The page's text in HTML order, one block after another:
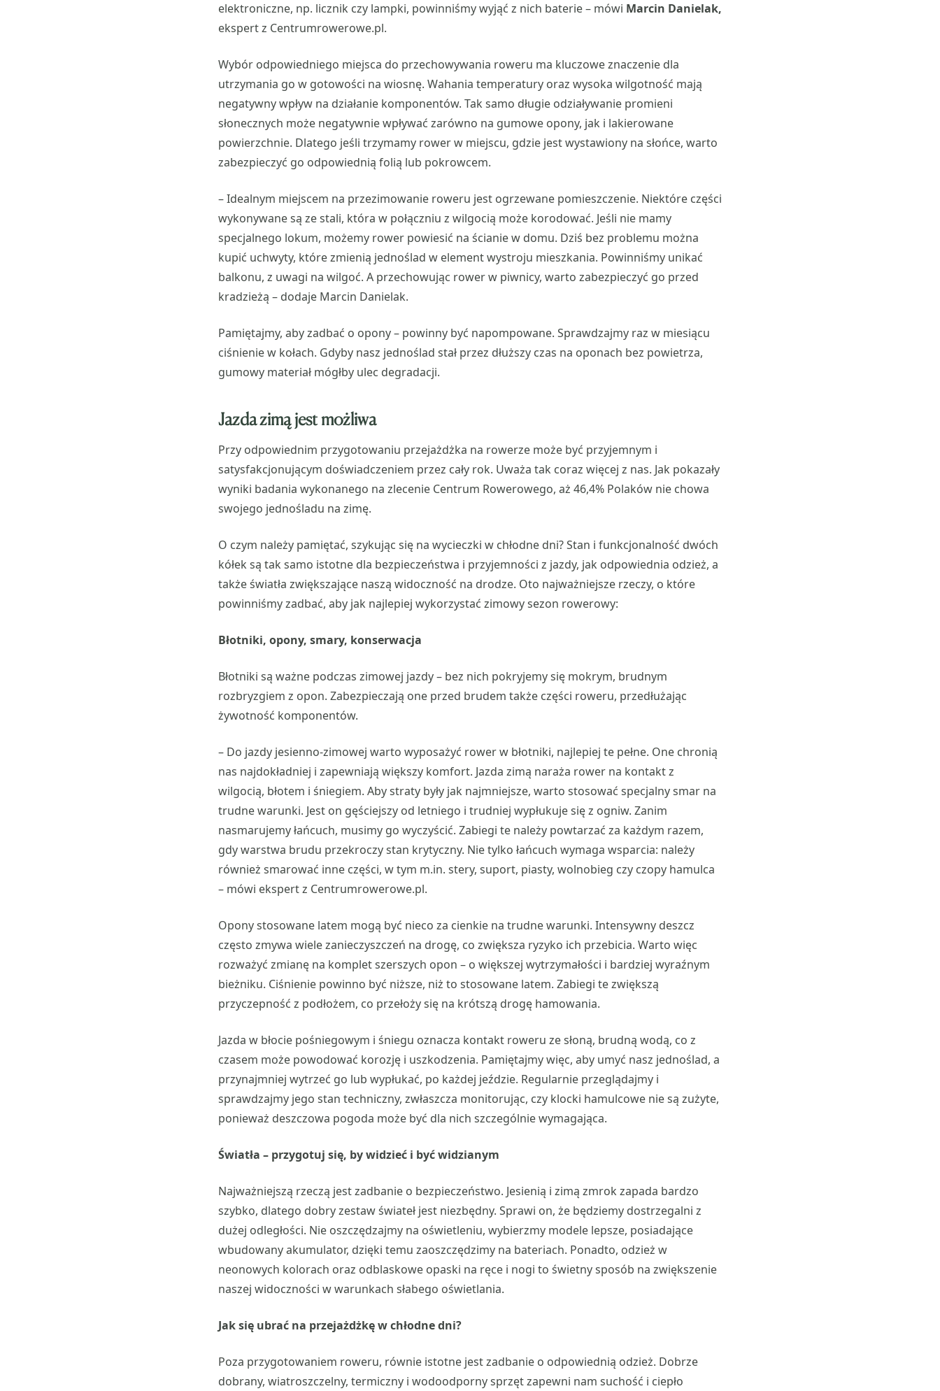
elektroniczne, np. licznik czy lampki, powinniśmy wyjąć z nich baterie – mówi Marcin Danielak,
ekspert z Centrumrowerowe.pl.
Wybór odpowiedniego miejsca do przechowywania roweru ma kluczowe znaczenie dla
utrzymania go w gotowości na wiosnę. Wahania temperatury oraz wysoka wilgotność mają
negatywny wpływ na działanie komponentów. Tak samo długie odziaływanie promieni
słonecznych może negatywnie wpływać zarówno na gumowe opony, jak i lakierowane
powierzchnie. Dlatego jeśli trzymamy rower w miejscu, gdzie jest wystawiony na słońce, warto
zabezpieczyć go odpowiednią folią lub pokrowcem.
– Idealnym miejscem na przezimowanie roweru jest ogrzewane pomieszczenie. Niektóre części
wykonywane są ze stali, która w połączniu z wilgocią może korodować. Jeśli nie mamy
specjalnego lokum, możemy rower powiesić na ścianie w domu. Dziś bez problemu można
kupić uchwyty, które zmienią jednoślad w element wystroju mieszkania. Powinniśmy unikać
balkonu, z uwagi na wilgoć. A przechowując rower w piwnicy, warto zabezpieczyć go przed
kradzieżą – dodaje Marcin Danielak.
Pamiętajmy, aby zadbać o opony – powinny być napompowane. Sprawdzajmy raz w miesiącu
ciśnienie w kołach. Gdyby nasz jednoślad stał przez dłuższy czas na oponach bez powietrza,
gumowy materiał mógłby ulec degradacji.
Jazda zimą jest możliwa
Przy odpowiednim przygotowaniu przejażdżka na rowerze może być przyjemnym i
satysfakcjonującym doświadczeniem przez cały rok. Uważa tak coraz więcej z nas. Jak pokazały
wyniki badania wykonanego na zlecenie Centrum Rowerowego, aż 46,4% Polaków nie chowa
swojego jednośladu na zimę.
O czym należy pamiętać, szykując się na wycieczki w chłodne dni? Stan i funkcjonalność dwóch
kółek są tak samo istotne dla bezpieczeństwa i przyjemności z jazdy, jak odpowiednia odzież, a
także światła zwiększające naszą widoczność na drodze. Oto najważniejsze rzeczy, o które
powinniśmy zadbać, aby jak najlepiej wykorzystać zimowy sezon rowerowy:
Błotniki, opony, smary, konserwacja
Błotniki są ważne podczas zimowej jazdy – bez nich pokryjemy się mokrym, brudnym
rozbryzgiem z opon. Zabezpieczają one przed brudem także części roweru, przedłużając
żywotność komponentów.
– Do jazdy jesienno-zimowej warto wyposażyć rower w błotniki, najlepiej te pełne. One chronią
nas najdokładniej i zapewniają większy komfort. Jazda zimą naraża rower na kontakt z
wilgocią, błotem i śniegiem. Aby straty były jak najmniejsze, warto stosować specjalny smar na
trudne warunki. Jest on gęściejszy od letniego i trudniej wypłukuje się z ogniw. Zanim
nasmarujemy łańcuch, musimy go wyczyścić. Zabiegi te należy powtarzać za każdym razem,
gdy warstwa brudu przekroczy stan krytyczny. Nie tylko łańcuch wymaga wsparcia: należy
również smarować inne części, w tym m.in. stery, suport, piasty, wolnobieg czy czopy hamulca
– mówi ekspert z Centrumrowerowe.pl.
Opony stosowane latem mogą być nieco za cienkie na trudne warunki. Intensywny deszcz
często zmywa wiele zanieczyszczeń na drogę, co zwiększa ryzyko ich przebicia. Warto więc
rozważyć zmianę na komplet szerszych opon – o większej wytrzymałości i bardziej wyraźnym
bieżniku. Ciśnienie powinno być niższe, niż to stosowane latem. Zabiegi te zwiększą
przyczepność z podłożem, co przełoży się na krótszą drogę hamowania.
Jazda w błocie pośniegowym i śniegu oznacza kontakt roweru ze słoną, brudną wodą, co z
czasem może powodować korozję i uszkodzenia. Pamiętajmy więc, aby umyć nasz jednoślad, a
przynajmniej wytrzeć go lub wypłukać, po każdej jeździe. Regularnie przeglądajmy i
sprawdzajmy jego stan techniczny, zwłaszcza monitorując, czy klocki hamulcowe nie są zużyte,
ponieważ deszczowa pogoda może być dla nich szczególnie wymagająca.
Światła – przygotuj się, by widzieć i być widzianym
Najważniejszą rzeczą jest zadbanie o bezpieczeństwo. Jesienią i zimą zmrok zapada bardzo
szybko, dlatego dobry zestaw świateł jest niezbędny. Sprawi on, że będziemy dostrzegalni z
dużej odległości. Nie oszczędzajmy na oświetleniu, wybierzmy modele lepsze, posiadające
wbudowany akumulator, dzięki temu zaoszczędzimy na bateriach. Ponadto, odzież w
neonowych kolorach oraz odblaskowe opaski na ręce i nogi to świetny sposób na zwiększenie
naszej widoczności w warunkach słabego oświetlania.
Jak się ubrać na przejażdżkę w chłodne dni?
Poza przygotowaniem roweru, równie istotne jest zadbanie o odpowiednią odzież. Dobrze
dobrany, wiatroszczelny, termiczny i wodoodporny sprzęt zapewni nam suchość i ciepło